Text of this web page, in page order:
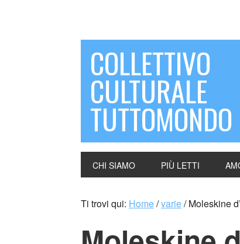
COLLETTIVO
CULTURALE
TUTTOMONDO
CHI SIAMO PIÙ LETTI
Ti trovi qui: Home/varie/Moleskine